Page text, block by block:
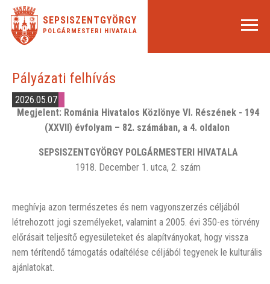
SEPSISZENTGYÖRGY
POLGÁRMESTERI HIVATALA
Pályázati felhívás
2026.05.07
Megjelent: Románia Hivatalos Közlönye VI. Részének - 194
(XXVII) évfolyam – 82. számában, a 4. oldalon
SEPSISZENTGYÖRGY POLGÁRMESTERI HIVATALA
1918. December 1. utca, 2. szám
meghívja azon természetes és nem vagyonszerzés céljából
létrehozott jogi személyeket, valamint a 2005. évi 350-es törvény
előrásait teljesítő egyesületeket és alapítványokat, hogy vissza
nem térítendő támogatás odaítélése céljából tegyenek le kulturális
ajánlatokat.